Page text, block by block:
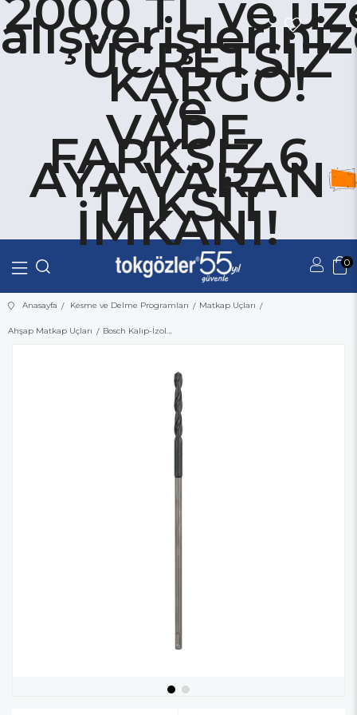
2000 TL ve
ÜCRETSİZ
KARGO!
ve
VADE
FARKSIZ 6
AYA VARAN
TAKSİT
İMKANI!
0
Üye Girişi Üye Ol
Anasayfa Kesme ve Delme Programları Matkap Uçları
Ahşap Matkap Uçları Bosch Kalıp-İzolasyon Matkap Ucu SDS-Plus 12x400 mm